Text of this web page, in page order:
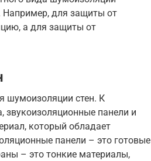
Например, для защиты от
а для защиты от
шумоизоляции стен. К
звукоизоляционные панели и
который обладает
панели – это готовые
– это тонкие материалы,